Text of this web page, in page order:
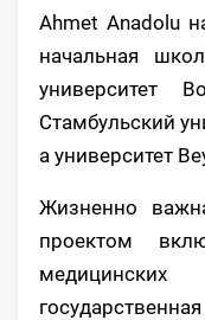
Ahmet Anadolu
начальная
университет
Стамбульский
а университет
Жизненно
проектом